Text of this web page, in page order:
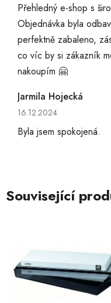
Přehledný e-shop s
Objednávka byla
perfektně zabaleno,
co víc by si zákazník
nakoupím 🤗
Jarmila Hojecká
Hodnocení obchodu je
16.12.2024
Byla jsem spokojená.
Související